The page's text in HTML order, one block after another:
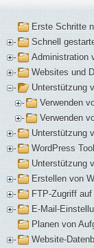
Erste Schritte
Schnell
Administration
Websites und
Unterstützung
Verwenden
Verwenden
Unterstützung
WordPress
Unterstützung
Erstellen von
FTP-Zugriff
E-Mail-
Planen von
Website-